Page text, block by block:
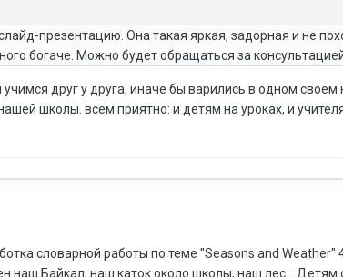
презентацию. Она такая яркая, задорная и не
богаче. Можно будет обращаться за
друг у друга, иначе бы варились в одном своем
школы. всем приятно: и детям на уроках, и
словарной работы по теме "Seasons and Weather"
наш Байкал, наш каток около школы, наш лес... Детям